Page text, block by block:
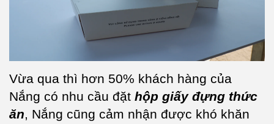
Vừa qua thì hơn 50% khách hàng của
Nắng có nhu cầu đặt hộp giấy đựng thức
ăn, Nắng cũng cảm nhận được khó khăn